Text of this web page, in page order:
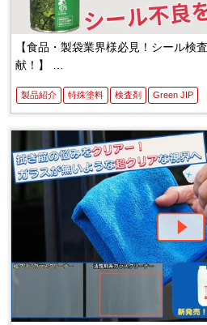
【食品・製袋業界様必見！シール検
献！】
製品紹介 特殊塗料 検査剤 Green JIP